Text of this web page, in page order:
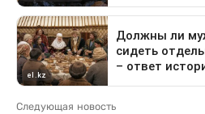
Следующая новость